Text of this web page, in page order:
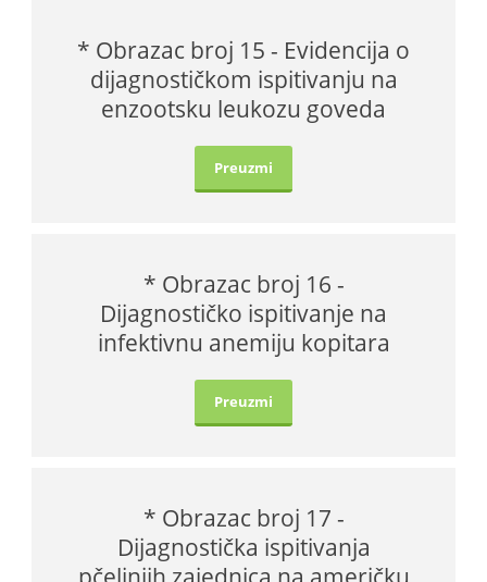
* Obrazac broj 15 - Evidencija o
dijagnostičkom ispitivanju na
enzootsku leukozu goveda
Preuzmi
* Obrazac broj 16 -
Dijagnostičko ispitivanje na
infektivnu anemiju kopitara
Preuzmi
* Obrazac broj 17 -
Dijagnostička ispitivanja